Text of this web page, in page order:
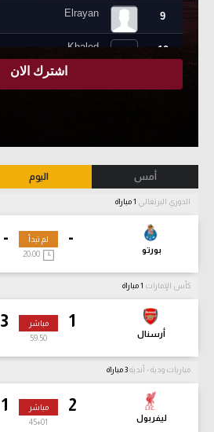
أمس اليوم
الدوري البرتغالي
-
بورتو
- لم تبدأ
كأس الإمارات
1
أرسنال
3 مباشر
59:52
مباريات ودية - أندية
2
ليفربول
1 مباشر
45+01